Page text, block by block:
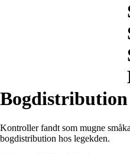
Bogdistribution
Kontroller fandt som mugne
bogdistribution hos legekden.